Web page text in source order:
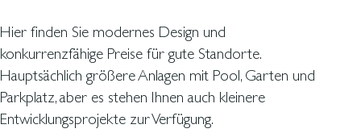
Hier finden Sie modernes Design und
konkurrenzfähige Preise für gute Standorte.
Hauptsächlich größere Anlagen mit Pool, Garten und
Parkplatz, aber es stehen Ihnen auch kleinere
Entwicklungsprojekte zur Verfügung.